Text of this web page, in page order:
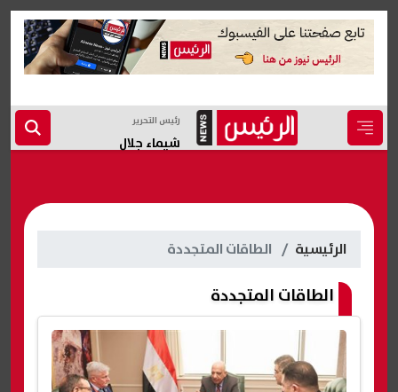
رئيس التحرير
شيماء جلال
الرئيسية الطاقات المتجددة
الطاقات المتجددة